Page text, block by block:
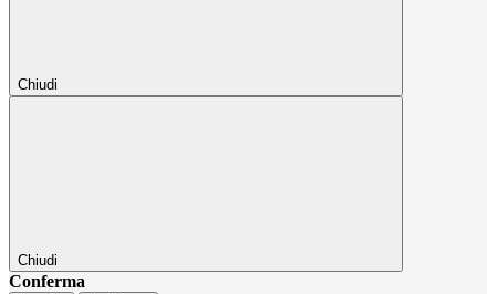
Chiudi
Chiudi
Conferma